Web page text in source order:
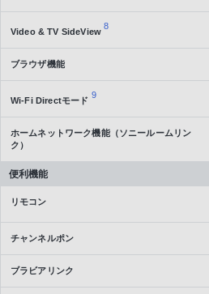
Video & TV SideView
8
ブラウザ機能
Wi-Fi Directモード
9
ホームネットワーク機能（ソニールームリン
ク）
便利機能
リモコン
チャンネルポン
ブラビアリンク